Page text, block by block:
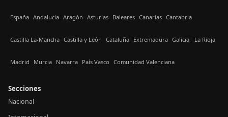
España Andalucía Aragón Asturias Baleares Canarias Cantabria
Castilla La-Mancha Castilla y León Cataluña Extremadura Galicia La Rioja
Madrid Murcia Navarra País Vasco Comunidad Valenciana
Secciones
Nacional